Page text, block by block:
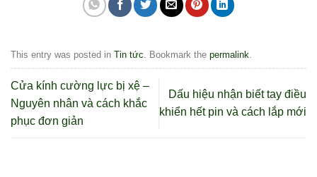
This entry was posted in Tin tức. Bookmark the permalink.
Cửa kính cường lực bị xệ –
Nguyên nhân và cách khắc
phục đơn giản
Dấu hiệu nhận biết tay điều
khiển hết pin và cách lắp mới